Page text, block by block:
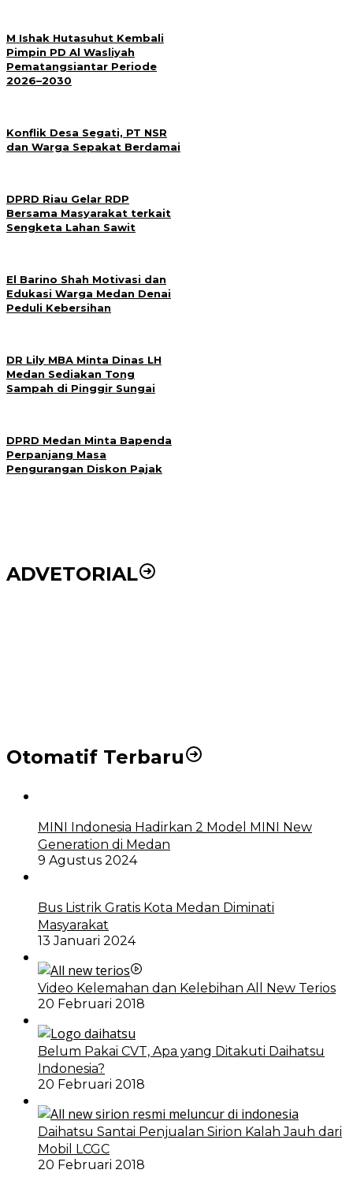
M Ishak Hutasuhut Kembali
Pimpin PD Al Wasliyah
Pematangsiantar Periode
2026–2030
Konflik Desa Segati, PT NSR
dan Warga Sepakat Berdamai
DPRD Riau Gelar RDP
Bersama Masyarakat terkait
Sengketa Lahan Sawit
El Barino Shah Motivasi dan
Edukasi Warga Medan Denai
Peduli Kebersihan
DR Lily MBA Minta Dinas LH
Medan Sediakan Tong
Sampah di Pinggir Sungai
DPRD Medan Minta Bapenda
Perpanjang Masa
Pengurangan Diskon Pajak
ADVETORIAL
Otomatif Terbaru
MINI Indonesia Hadirkan 2 Model MINI New
Generation di Medan
9 Agustus 2024
Bus Listrik Gratis Kota Medan Diminati
Masyarakat
13 Januari 2024
Video Kelemahan dan Kelebihan All New Terios
20 Februari 2018
Belum Pakai CVT, Apa yang Ditakuti Daihatsu
Indonesia?
20 Februari 2018
Daihatsu Santai Penjualan Sirion Kalah Jauh dari
Mobil LCGC
20 Februari 2018